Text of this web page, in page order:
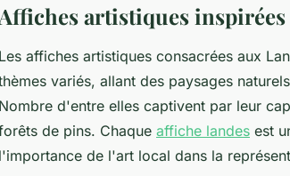
artistiques inspirées
Les affiches artistiques consacrées aux
variés, allant des paysages
Nombre d'entre elles captivent par leur
de pins. Chaque affiche landes est
l'importance de l'art local dans la